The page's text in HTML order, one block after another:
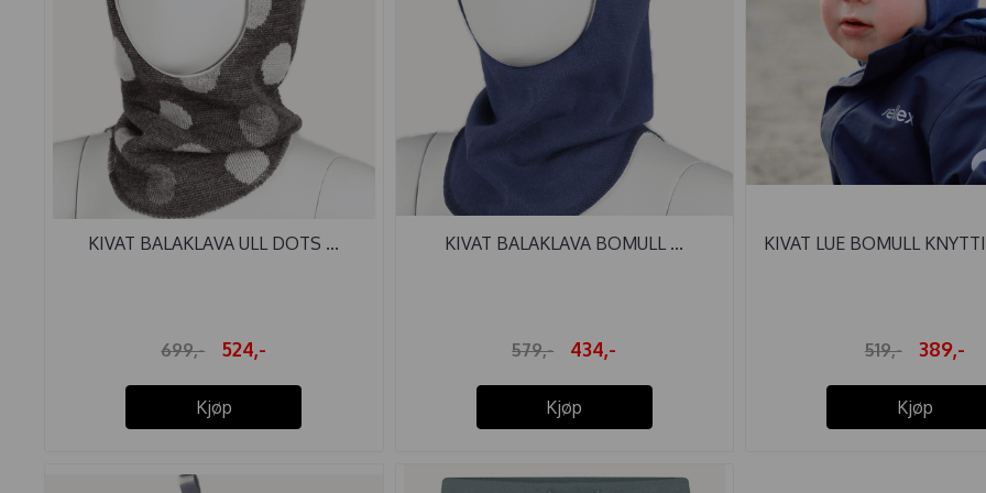
KIVAT BALAKLAVA ULL DOTS ...
699,- 524,-
Kjøp
KIVAT BALAKLAVA BOMULL ...
579,- 434,-
Kjøp
KIVAT LUE BOMULL
519,- 389,-
Kjøp